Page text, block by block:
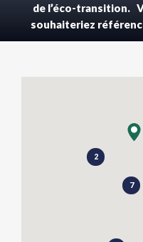
de l’éco-transition.
souhaiteriez
7
2